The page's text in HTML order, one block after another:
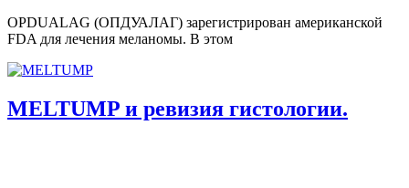
OPDUALAG (ОПДУАЛАГ) зарегистрирован американской
FDA для лечения меланомы. В этом
MELTUMP и ревизия гистологии.